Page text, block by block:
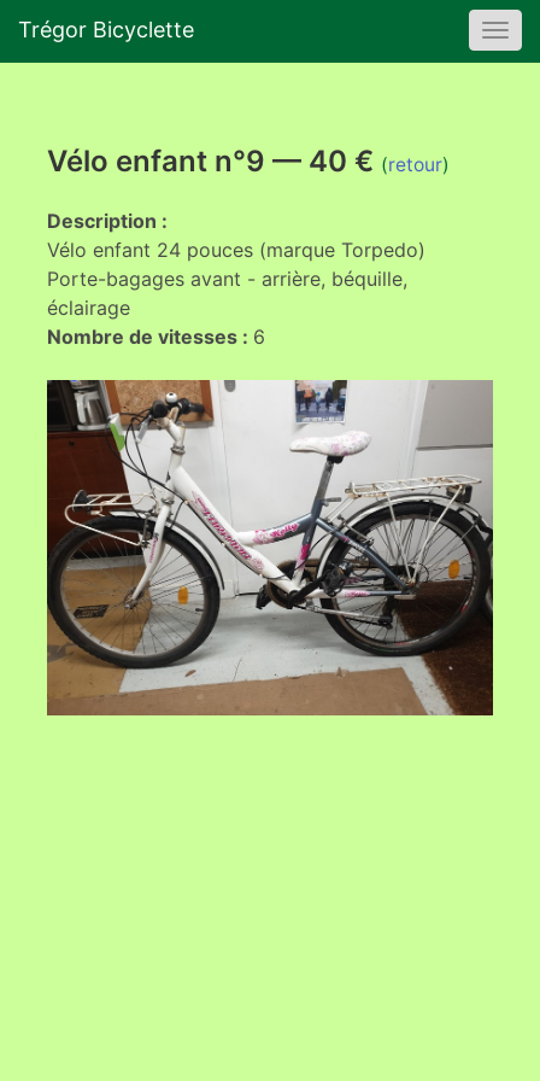
Trégor Bicyclette
Vélo enfant n°9 — 40 € (retour)
Description :
Vélo enfant 24 pouces (marque Torpedo)
Porte-bagages avant - arrière, béquille,
éclairage
Nombre de vitesses : 6